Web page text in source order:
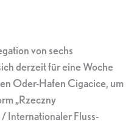
von sechs
derzeit für eine Woche
Oder-Hafen Cigacice, um
„Rzeczny
Internationaler Fluss-